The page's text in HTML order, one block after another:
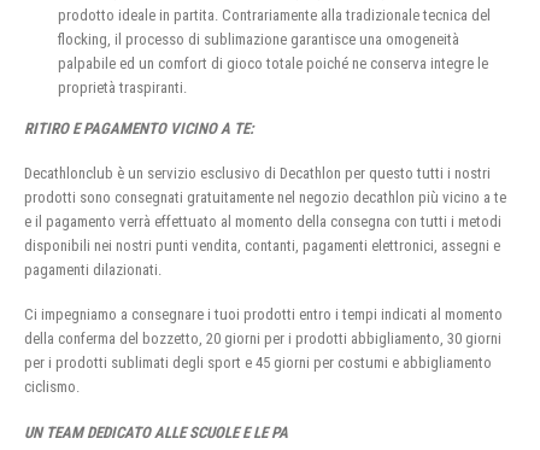
prodotto ideale in partita. Contrariamente alla tradizionale tecnica del
flocking, il processo di sublimazione garantisce una omogeneità
palpabile ed un comfort di gioco totale poiché ne conserva integre le
proprietà traspiranti.
RITIRO E PAGAMENTO VICINO A TE:
Decathlonclub è un servizio esclusivo di Decathlon per questo tutti i nostri
prodotti sono consegnati gratuitamente nel negozio decathlon più vicino a te
e il pagamento verrà effettuato al momento della consegna con tutti i metodi
disponibili nei nostri punti vendita, contanti, pagamenti elettronici, assegni e
pagamenti dilazionati.
Ci impegniamo a consegnare i tuoi prodotti entro i tempi indicati al momento
della conferma del bozzetto, 20 giorni per i prodotti abbigliamento, 30 giorni
per i prodotti sublimati degli sport e 45 giorni per costumi e abbigliamento
ciclismo.
UN TEAM DEDICATO ALLE SCUOLE E LE PA